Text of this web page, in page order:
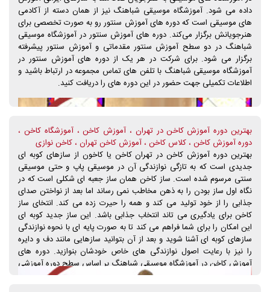
داده می شود. آموزشگاه موسیقی شباهنگ نیز از همان دسته از آکادمی
های موسیقی است که دوره های آموزش سنتور رو به صورت تخصصی برای
هنرجویانش برگزار می‌کند. دوره های آموزش سنتور در آموزشگاه موسیقی
شباهنگ در دو سطح آموزش سنتور مقدماتی و آموزش سنتور پیشرفته
برگزار می شود. برای شرکت در هر یک از دوره های آموزش سنتور در
آموزشگاه موسیقی شباهنگ با تلفن های تماس مجموعه در ارتباط باشید و
اطلاعات تکمیلی جهت حضور در این دوره های را دریافت کنید.
بهترین دوره آموزش کاخن در تهران ، آموزش کاخن ، آموزشگاه کاخن ،
دوره آموزش کاخن ، کلاس کاخن ، آموزش کاخن تهران ، کاخن نوازی
بهترین دوره آموزش کاخن در تهران کاخن یا کاخون از سازهای کوبه ای
جدیدی است که به تازگی نوازندگی آن در موسیقی پاپ و حتی موسیقی
سنتی مرسوم شده است. ساز کاخن همان ساز جعبه ای شکلی است که در
نگاه اول ساز بودن را به ذهن مخاطب نمی رساند اما بعد از نواختن صدای
جذابی را از خود تولید می کند و همه را حیرت زده می کند. انتخای ساز
کاخن برای یادگیری می تاند انتخاب جذابی باشد. این ساز جدید کوبه ای
این امکان را برای شما فراهم می کند تا به صورت پایه ای با نحوه نوازندگی
سازهای کوبه ای آشنا شوید و بعد از آن بتوانید سازهایی مانند دف و دایره
را نیز با رعایت اصول نوازندگی های خاص خودشان بنوازید. دوره های
آموزش کاخن در آموزشگاه موسیقی شباهنگ بر اساس سطح دوره آموزشی
در دوره های آموزش کاخن مقدماتی و آموزش کاخن پیشرفته برگزار می